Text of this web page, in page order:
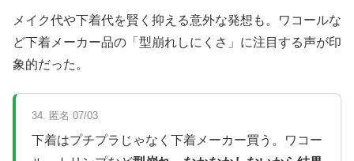
メイク代や下着代を賢く抑える意外な発想も。ワコールな
ど下着メーカー品の「型崩れしにくさ」に注目する声が印
象的だった。
34. 匿名 07/03
下着はプチプラじゃなく下着メーカー買う。ワコー